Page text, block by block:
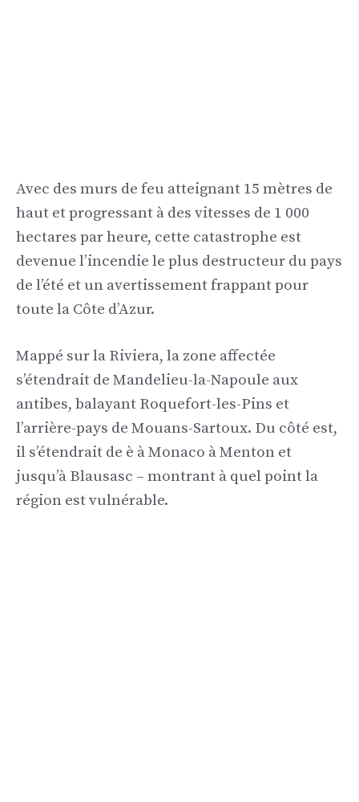
Avec des murs de feu atteignant 15 mètres de
haut et progressant à des vitesses de 1 000
hectares par heure, cette catastrophe est
devenue l’incendie le plus destructeur du pays
de l’été et un avertissement frappant pour
toute la Côte d’Azur.
Mappé sur la Riviera, la zone affectée
s’étendrait de Mandelieu-la-Napoule aux
antibes, balayant Roquefort-les-Pins et
l’arrière-pays de Mouans-Sartoux. Du côté est,
il s’étendrait de è à Monaco à Menton et
jusqu’à Blausasc – montrant à quel point la
région est vulnérable.